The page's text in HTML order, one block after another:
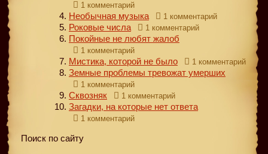
1 комментарий
Необычная музыка 1 комментарий
Роковые числа 1 комментарий
Покойные не любят жалоб
1 комментарий
Мистика, которой не было 1 комментарий
Земные проблемы тревожат умерших
1 комментарий
Сквозняк 1 комментарий
Загадки, на которые нет ответа
1 комментарий
Поиск по сайту